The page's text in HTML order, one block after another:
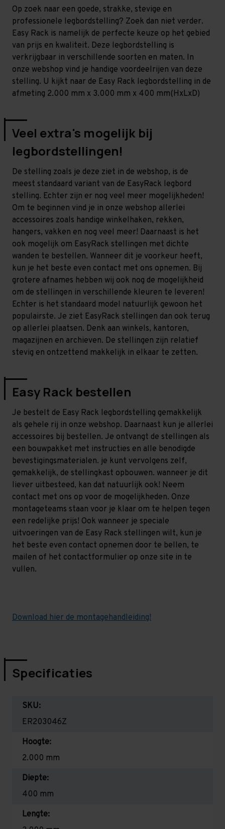
Op zoek naar een goede, strakke, stevige en
professionele legbordstelling? Zoek dan niet verder.
Easy Rack is namelijk de perfecte keuze op het gebied
van prijs en kwaliteit. Deze legbordstelling is
verkrijgbaar in verschillende soorten en maten. In
onze webshop vind je handige voordeelrijen van deze
stelling. U kijkt naar de Easy Rack legbordstelling in de
afmeting 2.000 mm x 3.000 mm x 400 mm(HxLxD)
Veel extra's mogelijk bij
legbordstellingen!
De stelling zoals je deze ziet in de webshop, is de
meest standaard variant van de EasyRack legbord
stelling. Echter zijn er nog veel meer mogelijkheden!
Om te beginnen vind je in onze webshop allerlei
accessoires zoals handige winkelhaken, rekken,
hangers, vakken en nog veel meer! Daarnaast is het
ook mogelijk om EasyRack stellingen met dichte
wanden te bestellen. Wanneer dit je voorkeur heeft,
kun je het beste even contact met ons opnemen. Bij
grotere afnames hebben wij ook nog de mogelijkheid
om de stellingen in verschillende kleuren te leveren!
Echter is het standaard model natuurlijk gewoon het
populairste. Je ziet EasyRack stellingen dan ook terug
op allerlei plaatsen. Denk aan winkels, kantoren,
magazijnen en archieven. De stellingen zijn relatief
stevig en ontzettend makkelijk in elkaar te zetten.
Easy Rack bestellen
Je bestelt de Easy Rack legbordstelling gemakkelijk
als gehele rij in onze webshop. Daarnaast kun je allerlei
accessoires bij bestellen. Je ontvangt de stellingen als
een bouwpakket met instructies en alle benodigde
bevestigingsmaterialen. je kunt vervolgens zelf,
gemakkelijk, de stellingkast opbouwen. wanneer je dit
liever uitbesteed, kan dat natuurlijk ook! Neem
contact met ons op voor de mogelijkheden. Onze
montageteams staan voor je klaar om te helpen tegen
een redelijke prijs! Ook wanneer je speciale
uitvoeringen van de Easy Rack stellingen wilt, kun je
het beste even contact opnemen door te bellen, te
mailen of het contactformulier op onze site in te
vullen.
Download hier de montagehandleiding!
Specificaties
SKU:
ER203046Z
Hoogte:
2.000 mm
Diepte:
400 mm
Lengte: